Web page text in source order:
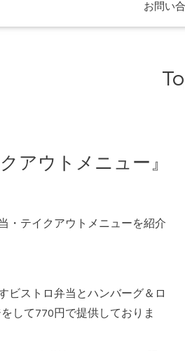
お問い
アウトメニュー』
・テイクアウトメニューを紹介
ビストロ弁当とハンバーグ＆ロ
して770円で提供しておりま